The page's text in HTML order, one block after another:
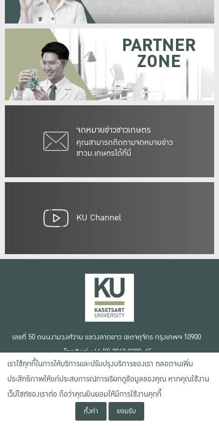
จดหมายข่าวชาวเกษตร
คุณสามารถติดตามจดหมายข่าว
ชาวม.เกษตรได้ที่นี่
PARTNER
ZONE
KU Channel
เลขที่ 50 ถนนงามวงศ์วาน แขวงลาดยาว เขตจตุจักร กรุงเทพฯ 10900
โทรศัพท์ +66 (0) 2942 8200-45
สงวนลิขสิทธิ์ © 2020 มหาวิทยาลัยเกษตรศาสตร์
เงื่อนไขการใช้งานเว็บไซต์
ข้อตกลงด้านสิทธิ์ใช้งาน
นโยบายความเป็นส่วนตัว
เราใช้คุกกี้ในการให้บริการและปรับปรุงบริการของเรา ตลอดจนเพิ่ม
ประสิทธิภาพให้แก่ประสบการณ์การเรียกดูข้อมูลของคุณ หากคุณใช้งาน
เว็ปไซต์ของเราต่อ ถือว่าคุณยินยอมให้มีการใช้งานคุกกี้
ตั้งค่า ยอมรับ